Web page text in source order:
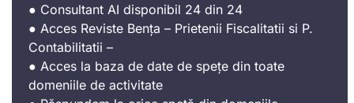
● Consultant AI disponibil 24 din 24
● Acces Reviste Bența – Prietenii Fiscalitatii si P.
Contabilitatii –
● Acces la baza de date de spețe din toate
domeniile de activitate